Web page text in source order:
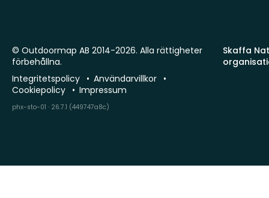
Skaffa
© Outdoormap AB 2014-2026. Alla rättigheter
förbehållna.
Integritetspolicy
Användarvillkor
Cookiepolicy
Impressum
phx-sto-01 · 26.7.1 (449747a8c)